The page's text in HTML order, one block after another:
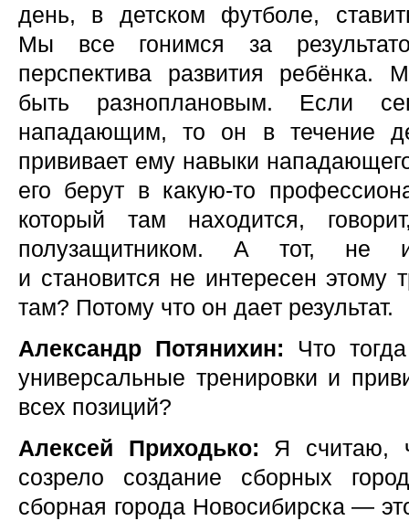
день, в детском футболе,
Мы все гонимся за
перспектива развития ребёнка.
быть разноплановым. Если
нападающим, то он в течение
прививает ему навыки
его берут в какую-то
который там находится,
полузащитником. А тот, не
и становится не интересен этому
там? Потому что он дает результат.
Александр Потянихин: Что
универсальные тренировки и
всех позиций?
Алексей Приходько: Я считаю,
созрело создание сборных
сборная города Новосибирска —